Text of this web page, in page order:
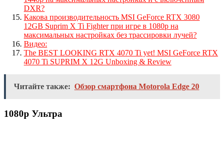
DXR?
Какова производительность MSI GeForce RTX 3080
12GB Suprim X Ti Fighter при игре в 1080p на
максимальных настройках без трассировки лучей?
Видео:
The BEST LOOKING RTX 4070 Ti yet! MSI GeForce RTX
4070 Ti SUPRIM X 12G Unboxing & Review
Читайте также: Обзор смартфона Motorola Edge 20
1080p Ультра